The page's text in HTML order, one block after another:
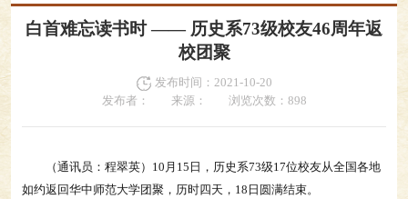
白首难忘读书时 —— 历史系73级校友46周年返
校团聚
发布时间：2021-10-20
发布者：
来源： 浏览次数： 898
（通讯员：程翠英）10月15日，历史系73级17位校友从全国各地
如约返回华中师范大学团聚，历时四天，18日圆满结束。